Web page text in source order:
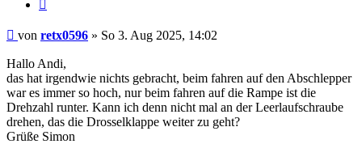
Beitrag
von retx0596 » So 3. Aug 2025, 14:02
Hallo Andi,
das hat irgendwie nichts gebracht, beim fahren auf den Abschlepper
war es immer so hoch, nur beim fahren auf die Rampe ist die
Drehzahl runter. Kann ich denn nicht mal an der Leerlaufschraube
drehen, das die Drosselklappe weiter zu geht?
Grüße Simon